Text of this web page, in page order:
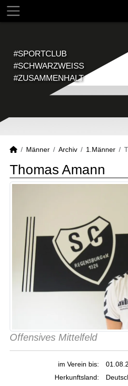
#SPORTCLUB
#SCHWARZWEISS
#ZUSAMMENHALT
Männer Archiv 1.Männer
Thomas Amann
Offensives Mittelfeld
im Verein bis:
Herkunftsland: